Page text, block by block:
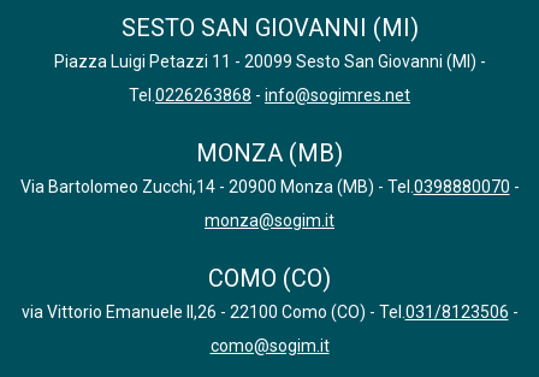
SESTO SAN GIOVANNI (MI)
Piazza Luigi Petazzi 11 - 20099 Sesto San Giovanni (MI) -
Tel. 0226263868 - info@sogimres.net
MONZA (MB)
Via Bartolomeo Zucchi,14 - 20900 Monza (MB) - Tel. 0398880070 -
monza@sogim.it
COMO (CO)
via Vittorio Emanuele II,26 - 22100 Como (CO) - Tel. 031/8123506 -
como@sogim.it